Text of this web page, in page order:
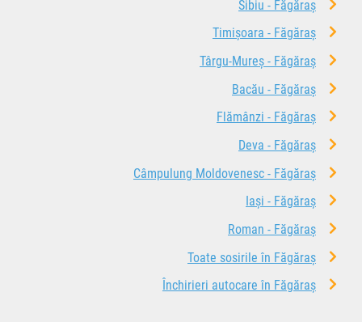
Sibiu - Făgăraș
Timișoara - Făgăraș
Târgu-Mureș - Făgăraș
Bacău - Făgăraș
Flămânzi - Făgăraș
Deva - Făgăraș
Câmpulung Moldovenesc - Făgăraș
Iași - Făgăraș
Roman - Făgăraș
Toate sosirile în Făgăraș
Închirieri autocare în Făgăraș